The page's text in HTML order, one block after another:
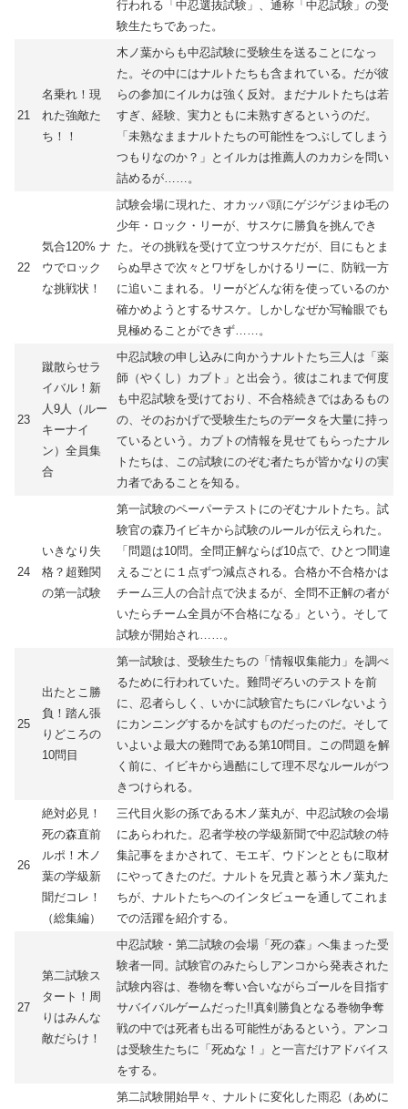
行われる「中忍選抜試験」、通称「中忍試験」の受
験生たちであった。
21
名乗れ！現
れた強敵た
ち！！
木ノ葉からも中忍試験に受験生を送ることになっ
た。その中にはナルトたちも含まれている。だが彼
らの参加にイルカは強く反対。まだナルトたちは若
すぎ、経験、実力ともに未熟すぎるというのだ。
「未熟なままナルトたちの可能性をつぶしてしまう
つもりなのか？」とイルカは推薦人のカカシを問い
詰めるが……。
22
気合120% ナ
ウでロック
な挑戦状！
試験会場に現れた、オカッパ頭にゲジゲジまゆ毛の
少年・ロック・リーが、サスケに勝負を挑んでき
た。その挑戦を受けて立つサスケだが、目にもとま
らぬ早さで次々とワザをしかけるリーに、防戦一方
に追いこまれる。リーがどんな術を使っているのか
確かめようとするサスケ。しかしなぜか写輪眼でも
見極めることができず……。
23
蹴散らせラ
イバル！新
人9人（ルー
キーナイ
ン）全員集
合
中忍試験の申し込みに向かうナルトたち三人は「薬
師（やくし）カブト」と出会う。彼はこれまで何度
も中忍試験を受けており、不合格続きではあるもの
の、そのおかげで受験生たちのデータを大量に持っ
ているという。カブトの情報を見せてもらったナル
トたちは、この試験にのぞむ者たちが皆かなりの実
力者であることを知る。
24
いきなり失
格？超難関
の第一試験
第一試験のペーパーテストにのぞむナルトたち。試
験官の森乃イビキから試験のルールが伝えられた。
「問題は10問。全問正解ならば10点で、ひとつ間違
えるごとに１点ずつ減点される。合格か不合格かは
チーム三人の合計点で決まるが、全問不正解の者が
いたらチーム全員が不合格になる」という。そして
試験が開始され……。
25
出たとこ勝
負！踏ん張
りどころの
10問目
第一試験は、受験生たちの「情報収集能力」を調べ
るために行われていた。難問ぞろいのテストを前
に、忍者らしく、いかに試験官たちにバレないよう
にカンニングするかを試すものだったのだ。そして
いよいよ最大の難問である第10問目。この問題を解
く前に、イビキから過酷にして理不尽なルールがつ
きつけられる。
26
絶対必見！
死の森直前
ルポ！木ノ
葉の学級新
聞だコレ！
（総集編）
三代目火影の孫である木ノ葉丸が、中忍試験の会場
にあらわれた。忍者学校の学級新聞で中忍試験の特
集記事をまかされて、モエギ、ウドンとともに取材
にやってきたのだ。ナルトを兄貴と慕う木ノ葉丸た
ちが、ナルトたちへのインタビューを通してこれま
での活躍を紹介する。
27
第二試験ス
タート！周
りはみんな
敵だらけ！
中忍試験・第二試験の会場「死の森」へ集まった受
験者一同。試験官のみたらしアンコから発表された
試験内容は、巻物を奪い合いながらゴールを目指す
サバイバルゲームだった!!真剣勝負となる巻物争奪
戦の中では死者も出る可能性があるという。アンコ
は受験生たちに「死ぬな！」と一言だけアドバイス
をする。
第二試験開始早々、ナルトに変化した雨忍（あめに